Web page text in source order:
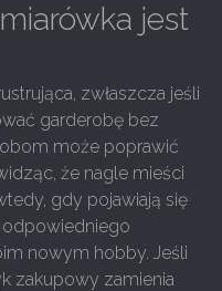
jest
zwłaszcza jeśli
garderobę bez
może poprawić
że nagle mieści
gdy pojawiają się
nowym hobby. Jeśli
zakupowy zamienia